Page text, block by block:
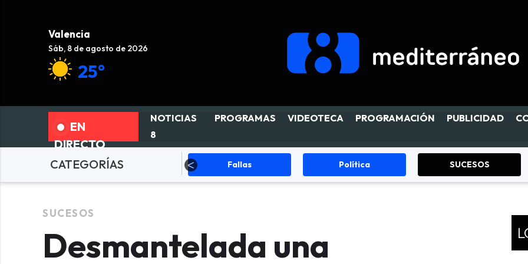
Valencia
Sáb, 8 de agosto de 2026
25°
EN
DIRECTO
NOTICIAS
8
PROGRAMAS VIDEOTECA PROGRAMACIÓN PUBLICIDAD
CATEGORÍASActualidad Fallas Política SUCESOS
SUCESOS
Desmantelada una